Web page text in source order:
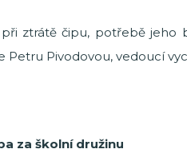
ztrátě čipu, potřebě jeho
Pivodovou, vedoucí
za školní družinu